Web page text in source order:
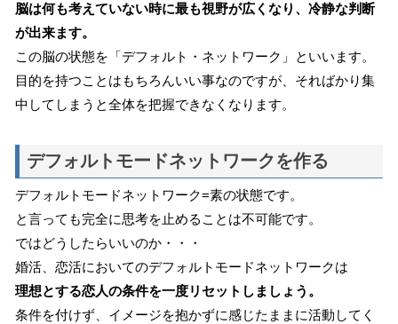
脳は何も考えていない時に最も視野が広くなり、冷静な判断
が出来ます。
この脳の状態を「デフォルト・ネットワーク」といいます。
目的を持つことはもちろんいい事なのですが、そればかり集
中してしまうと全体を把握できなくなります。
デフォルトモードネットワークを作る
デフォルトモードネットワーク=素の状態です。
と言っても完全に思考を止めることは不可能です。
ではどうしたらいいのか・・・
婚活、恋活においてのデフォルトモードネットワークは
理想とする恋人の条件を一度リセットしましょう。
条件を付けず、イメージを抱かずに感じたままに活動してく